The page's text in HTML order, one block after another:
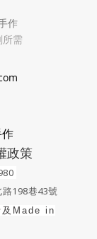
作
需
政策
198巷43號
Made in